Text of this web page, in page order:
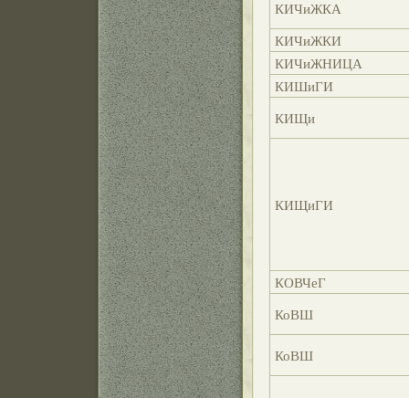
КИЧиЖКА
КИЧиЖКИ
КИЧиЖНИЦА
КИШиГИ
КИЩи
КИЩиГИ
КОВЧеГ
КоВШ
КоВШ